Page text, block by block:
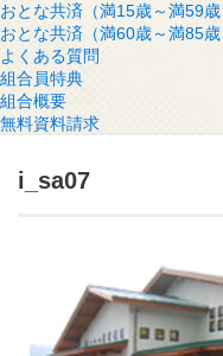
おとな共済（満15歳～満59歳
おとな共済（満60歳～満85歳
よくある質問
組合員特典
組合概要
無料資料請求
i_sa07